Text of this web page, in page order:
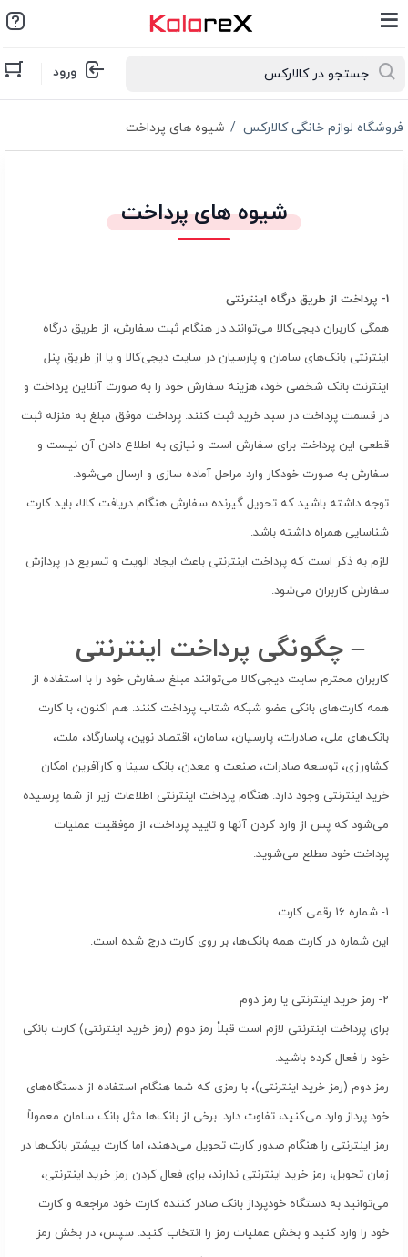
ورود
فروشگاه لوازم خانگی کالارکس شیوه های پرداخت
شیوه های پرداخت
1- پرداخت از طریق درگاه اینترنتی
همگی کاربران دیجی‏‌کالا می‌توانند در هنگام ثبت سفارش، از طریق درگاه
اینترنتی بانک‌های سامان و پارسیان در سایت دیجی‌کالا و یا از طریق پنل
اینترنت بانک شخصی خود، هزینه سفارش خود را به صورت آنلاین پرداخت و
در قسمت پرداخت در سبد خرید ثبت کنند. پرداخت موفق مبلغ به منزله ثبت
قطعی این پرداخت برای سفارش است و نیازی به اطلاع دادن آن نیست و
سفارش به صورت خودکار وارد مراحل آماده سازی و ارسال می‏‌شود.
توجه داشته باشید که تحویل گیرنده سفارش هنگام دریافت کالا، باید کارت
شناسایی همراه داشته باشد.
لازم به ذکر است که پرداخت اینترنتی باعث ایجاد الویت و تسریع در پردازش
سفارش کاربران می‌شود.
– چگونگی پرداخت اینترنتی
کاربران محترم سایت دیجی‌کالا می‌توانند مبلغ سفارش خود را با استفاده از
همه کارت‌های بانکی عضو شبکه شتاب پرداخت کنند. هم اکنون، با کارت
بانک‏‌های ملی، صادرات، پارسیان، سامان، اقتصاد نوین، پاسارگاد، ملت،
کشاورزی، توسعه صادرات، صنعت و معدن، بانک سینا و کارآفرین امکان
خرید اینترنتی وجود دارد. هنگام پرداخت اینترنتی اطلاعات زیر از شما پرسیده
می‌شود که پس از وارد کردن آنها و تایید پرداخت، از موفقیت عملیات
پرداخت خود مطلع می‌شوید.
1- شماره 16 رقمی کارت
این شماره در کارت همه بانک‏‌ها، بر روی کارت درج شده است.
2- رمز خرید اینترنتی یا رمز دوم
برای پرداخت اینترنتی لازم است قبلاْ رمز دوم (رمز خرید اینترنتی) کارت بانکی
خود را فعال کرده باشید.
رمز دوم (رمز خرید اینترنتی)، با رمزی که شما هنگام استفاده از دستگاه‌‏های
خود پرداز وارد می‌کنید، تفاوت دارد. برخی از بانک‌ها مثل بانک سامان معمولاً
رمز اینترنتی را هنگام صدور کارت تحویل می‌دهند، اما کارت بیشتر بانک‏‌ها در
زمان تحویل، رمز خرید اینترنتی ندارند، برای فعال کردن رمز خرید اینترنتی،
می‏‌توانید به دستگاه خودپرداز بانک صادر کننده کارت خود مراجعه و کارت
خود را وارد کنید و بخش عملیات رمز را انتخاب کنید. سپس، در بخش رمز